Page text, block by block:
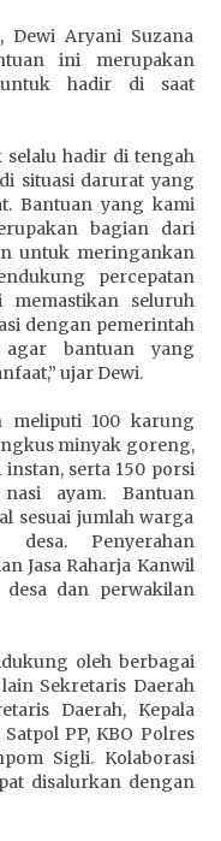
Dewi Aryani Suzana
ini merupakan
untuk hadir di saat
selalu hadir di tengah
situasi darurat yang
Bantuan yang kami
bagian dari
untuk meringankan
percepatan
memastikan seluruh
dengan pemerintah
bantuan yang
ujar Dewi.
meliputi 100 karung
minyak goreng,
serta 150 porsi
ayam. Bantuan
sesuai jumlah warga
desa. Penyerahan
Jasa Raharja Kanwil
dan perwakilan
oleh berbagai
Sekretaris Daerah
Daerah, Kepala
PP, KBO Polres
Sigli. Kolaborasi
disalurkan dengan